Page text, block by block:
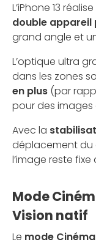
L’iPhone 13
double appareil
grand angle et
L’optique ultra
dans les zones
en plus (par
pour des images
Avec la
déplacement du
l’image reste
Mode
Vision natif
Le mode